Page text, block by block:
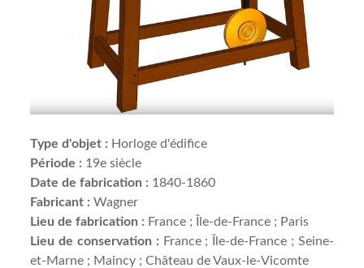
Type d'objet : Horloge d'édifice
Période : 19e siècle
Date de fabrication : 1840-1860
Fabricant : Wagner
Lieu de fabrication : France ; Île-de-France ; Paris
Lieu de conservation : France ; Île-de-France ; Seine-
et-Marne ; Maincy ; Château de Vaux-le-Vicomte